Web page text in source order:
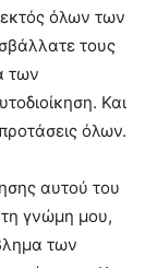
όλων των
τους
των
Και
όλων.
αυτού του
γνώμη μου,
των